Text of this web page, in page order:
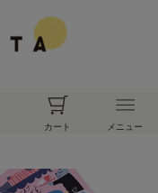
カート メニュー